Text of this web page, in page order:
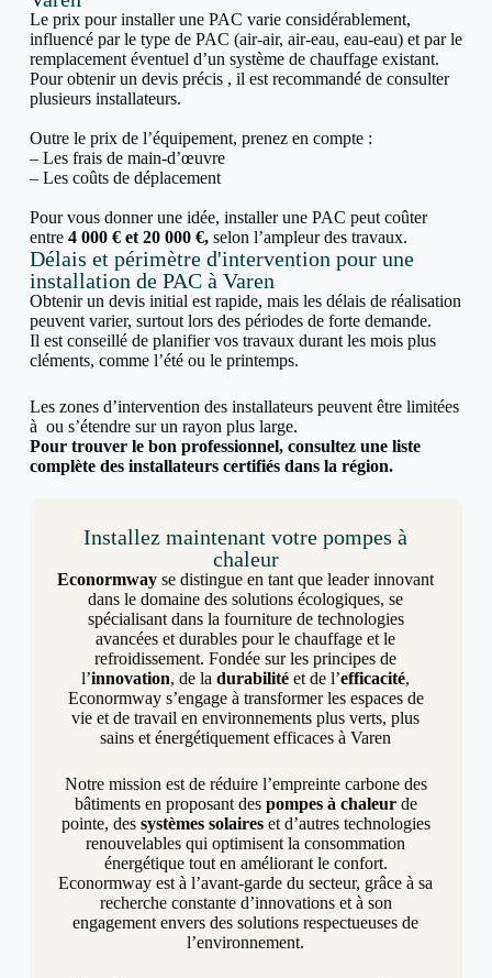
Le prix pour installer une PAC varie considérablement,
influencé par le type de PAC (air-air, air-eau, eau-eau) et par le
remplacement éventuel d’un système de chauffage existant.
Pour obtenir un devis précis , il est recommandé de consulter
plusieurs installateurs.
Outre le prix de l’équipement, prenez en compte :
– Les frais de main-d’œuvre
– Les coûts de déplacement
Pour vous donner une idée, installer une PAC peut coûter
entre 4 000 € et 20 000 €,selon l’ampleur des travaux.
Délais et périmètre d'intervention pour une
installation de PAC à Varen
Obtenir un devis initial est rapide, mais les délais de réalisation
peuvent varier, surtout lors des périodes de forte demande.
Il est conseillé de planifier vos travaux durant les mois plus
cléments, comme l’été ou le printemps.
Les zones d’intervention des installateurs peuvent être limitées
à ou s’étendre sur un rayon plus large.
Pour trouver le bon professionnel, consultez une liste
complète des installateurs certifiés dans la région.
Installez maintenant votre pompes à
chaleur
Econormway se distingue en tant que leader innovant
dans le domaine des solutions écologiques, se
spécialisant dans la fourniture de technologies
avancées et durables pour le chauffage et le
refroidissement. Fondée sur les principes de
l’innovation, de ladurabilité et de l’efficacité,
Econormway s’engage à transformer les espaces de
vie et de travail en environnements plus verts, plus
sains et énergétiquement efficaces à Varen
Notre mission est de réduire l’empreinte carbone des
bâtiments en proposant des pompes à chaleurde
pointe, des systèmes solaireset d’autres technologies
renouvelables qui optimisent la consommation
énergétique tout en améliorant le confort.
Econormway est à l’avant-garde du secteur, grâce à sa
recherche constante d’innovations et à son
engagement envers des solutions respectueuses de
l’environnement.